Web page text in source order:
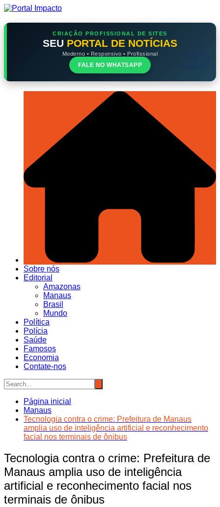
Ir
o
CRIAÇÃO PROFISSIONAL DE SITES
SEU PORTAL DE NOTÍCIAS
Moderno • Responsivo • Profissional
FALE NO WHATSAPP
Sobre nós
Editorial
Amazonas
Manaus
Brasil
Mundo
Política
Polícia
Saúde
Famosos
Economia
Contate-nos
Página inicial
Manaus
Tecnologia contra o crime: Prefeitura de Manaus
amplia uso de inteligência artificial e reconhecimento
facial nos terminais de ônibus
Tecnologia contra o crime: Prefeitura de
Manaus amplia uso de inteligência
artificial e reconhecimento facial nos
terminais de ônibus